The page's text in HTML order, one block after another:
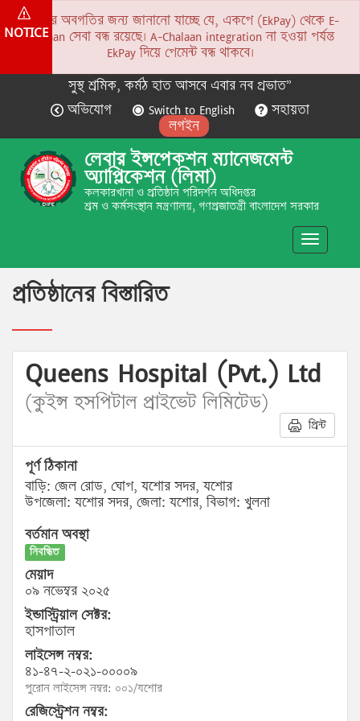
NOTICE
সকলের অবগতির জন্য জানানো যাচ্ছে যে, একপে (EkPay) থেকে E-
Chalaan সেবা বন্ধ রয়েছে। A-Chalaan integration না হওয়া পর্যন্ত
EkPay দিয়ে পেমেন্ট বন্ধ থাকবে।
সুস্থ শ্রমিক, কর্মঠ হাত আসবে এবার নব প্রভাত”
অভিযোগ
Switch to English
সহায়তা
লগইন
লেবার ইন্সপেকশন ম্যানেজমেন্ট
অ্যাপ্লিকেশন (লিমা)
কলকারখানা ও প্রতিষ্ঠান পরিদর্শন অধিদপ্তর
শ্রম ও কর্মসংস্থান মন্ত্রণালয়, গণপ্রজাতন্ত্রী বাংলাদেশ সরকার
Toggle
প্রতিষ্ঠানের বিস্তারিত
Queens Hospital (Pvt.) Ltd
(কুইন্স হসপিটাল প্রাইভেট লিমিটেড)
প্রিন্ট
পূর্ণ ঠিকানা
বাড়ি: জেল রোড, ঘোপ, যশোর সদর, যশোর
উপজেলা: যশোর সদর, জেলা: যশোর, বিভাগ: খুলনা
বর্তমান অবস্থা
নিবন্ধিত
মেয়াদ
০৯ নভেম্বর ২০২৫
ইন্ডাস্ট্রিয়াল সেক্টর:
হাসপাতাল
লাইসেন্স নম্বর:
৪১-৪৭-২-০২১-০০০০৯
পুরোন লাইসেন্স নম্বর: ০০১/যশোর
রেজিস্ট্রেশন নম্বর: